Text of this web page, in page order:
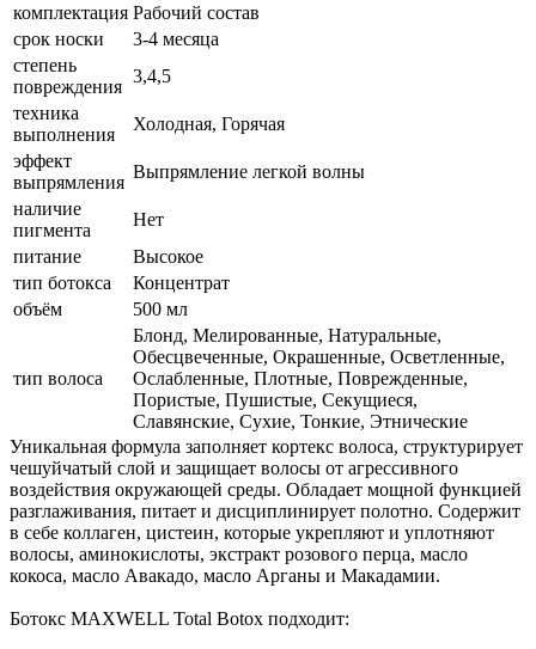
комплектация Рабочий состав
срок носки
3-4 месяца
степень
повреждения
3,4,5
техника
выполнения
Холодная, Горячая
эффект
выпрямления
Выпрямление легкой волны
наличие
пигмента
Нет
питание
Высокое
тип ботокса
Концентрат
объём
500 мл
тип волоса
Блонд, Мелированные, Натуральные,
Обесцвеченные, Окрашенные, Осветленные,
Ослабленные, Плотные, Поврежденные,
Пористые, Пушистые, Секущиеся,
Славянские, Сухие, Тонкие, Этнические
Уникальная формула заполняет кортекс волоса, структурирует
чешуйчатый слой и защищает волосы от агрессивного
воздействия окружающей среды. Обладает мощной функцией
разглаживания, питает и дисциплинирует полотно. Содержит
в себе коллаген, цистеин, которые укрепляют и уплотняют
волосы, аминокислоты, экстракт розового перца, масло
кокоса, масло Авакадо, масло Арганы и Макадамии.
Ботокс MAXWELL Total Botox подходит: